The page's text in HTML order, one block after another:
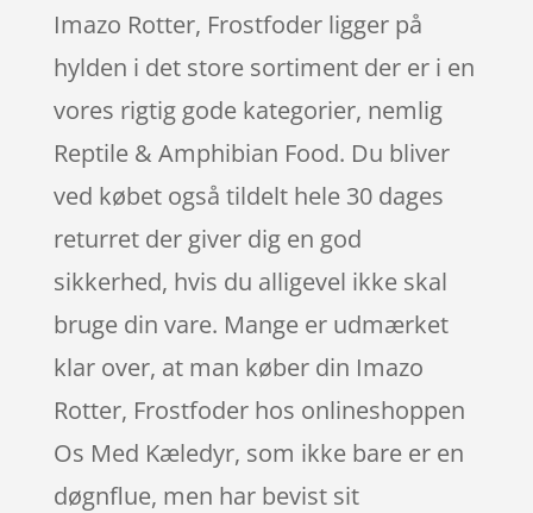
Imazo Rotter, Frostfoder ligger på
hylden i det store sortiment der er i en
vores rigtig gode kategorier, nemlig
Reptile & Amphibian Food. Du bliver
ved købet også tildelt hele 30 dages
returret der giver dig en god
sikkerhed, hvis du alligevel ikke skal
bruge din vare. Mange er udmærket
klar over, at man køber din Imazo
Rotter, Frostfoder hos onlineshoppen
Os Med Kæledyr, som ikke bare er en
døgnflue, men har bevist sit